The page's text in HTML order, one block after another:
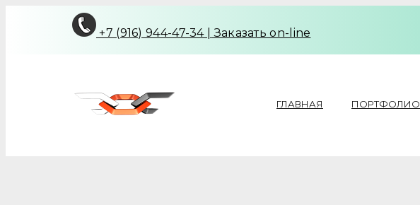
+7 (916) 944-47-34 Заказать on-line
ГЛАВНАЯ ПОРТФОЛИО